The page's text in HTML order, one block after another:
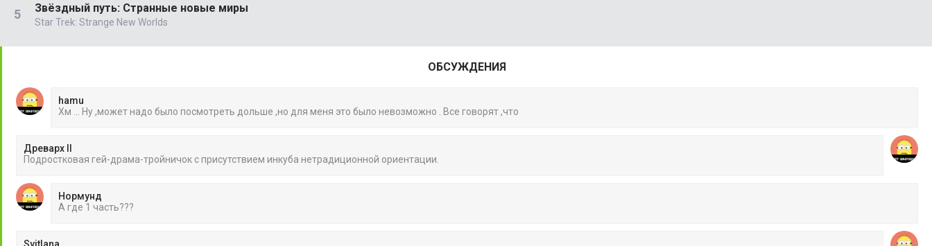
Звёздный путь: Странные новые миры
Star Trek: Strange New Worlds
ОБСУЖДЕНИЯ
hamu
Хм ... Ну ,может надо было посмотреть дольше ,но для меня это было невозможно . Все говорят ,что
Древарх II
Подростковая гей-драма-тройничок с присутствием инкуба нетрадиционной ориентации.
Нормунд
А где 1 часть???
Svitlana